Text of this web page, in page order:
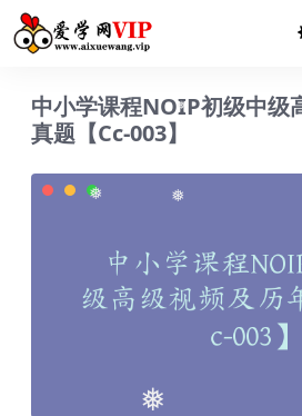
❅
中小学课程NOIP初级中级
真题【Cc-003】